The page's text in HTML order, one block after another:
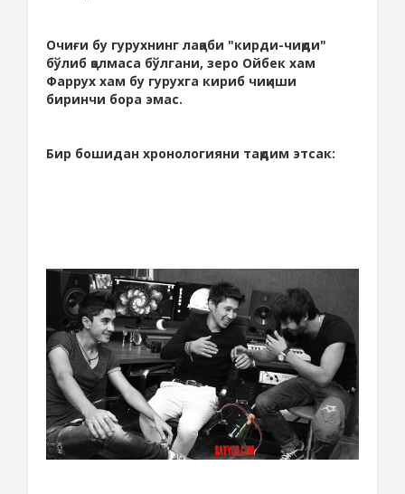
Очиғи бу гурухнинг лақаби "кирди-чиқди"
бўлиб қолмаса бўлгани, зеро Ойбек хам
Фаррух хам бу гурухга кириб чиқиши
биринчи бора эмас.
Бир бошидан хронологияни тақдим этсак: